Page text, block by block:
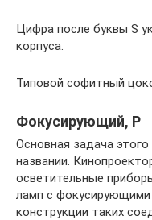
Цифра после буквы S
корпуса.
Типовой софитный
Фокусирующий, Р
Основная задача
названии.
осветительные
ламп с
конструкции таких